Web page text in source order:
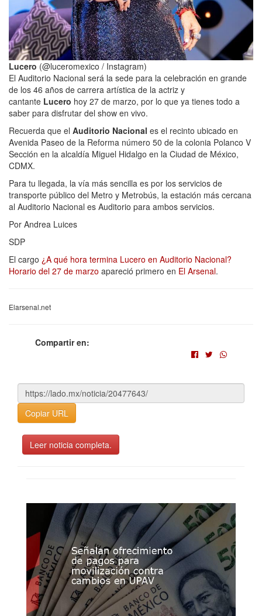
Lucero (@luceromexico / Instagram)
El Auditorio Nacional será la sede para la celebración en grande
de los 46 años de carrera artística de la actriz y
cantante Lucero hoy 27 de marzo, por lo que ya tienes todo a
saber para disfrutar del show en vivo.
Recuerda que el Auditorio Nacional es el recinto ubicado en
Avenida Paseo de la Reforma número 50 de la colonia Polanco V
Sección en la alcaldía Miguel Hidalgo en la Ciudad de México,
CDMX.
Para tu llegada, la vía más sencilla es por los servicios de
transporte público del Metro y Metrobús, la estación más cercana
al Auditorio Nacional es Auditorio para ambos servicios.
Por Andrea Luices
SDP
El cargo ¿A qué hora termina Lucero en Auditorio Nacional?
Horario del 27 de marzo apareció primero en El Arsenal.
Elarsenal.net
Compartir en:
Copiar URL
Leer noticia completa.